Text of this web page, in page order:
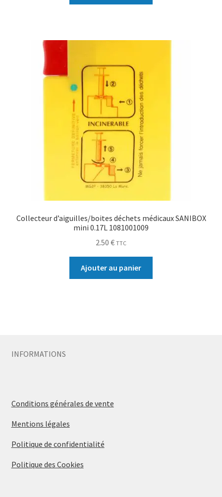
Collecteur d’aiguilles/boites déchets médicaux SANIBOX
mini 0.17L 1081001009
2.50 € TTC
Ajouter au panier
INFORMATIONS
Conditions générales de vente
Mentions légales
Politique de confidentialité
Politique des Cookies